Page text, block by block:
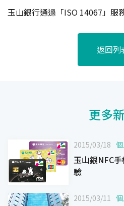
玉山銀行通過「ISO 14067」服
返回列
更多
2015/03/18
玉山銀NFC
驗
2015/03/11